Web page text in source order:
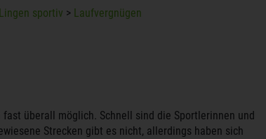
Lingen sportiv > Laufvergnügen
überall möglich. Schnell sind die Sportlerinnen und
Strecken gibt es nicht, allerdings haben sich